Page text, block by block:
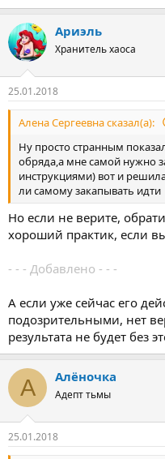
Ариэль
Хранитель хаоса
25.01.2018
Алена Сергеевна сказал(а):
Ну просто странным
обряда,а мне самой нужно
инструкциями) вот и
ли самому закапывать идти
Но если не верите,
хороший практик, если
- - - Добавлено - - -
А если уже сейчас его
подозрительными, нет
результата не будет без
А Алёночка
Адепт тьмы
25.01.2018